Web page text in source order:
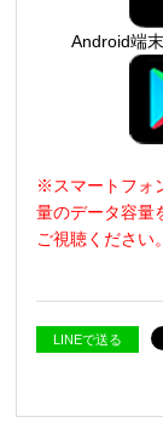
Android端
※スマートフォ
量のデータ容量
ご視聴ください。
LINEで送る